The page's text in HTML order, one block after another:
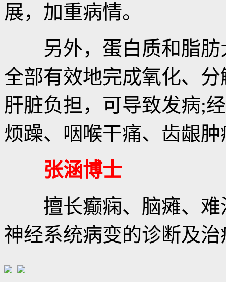
展，加重病情。
另外，蛋白质和脂肪
全部有效地完成氧化、
肝脏负担，可导致发病;
烦躁、咽喉干痛、齿龈
张涵博士
擅长癫痫、脑瘫、难
神经系统病变的诊断及治